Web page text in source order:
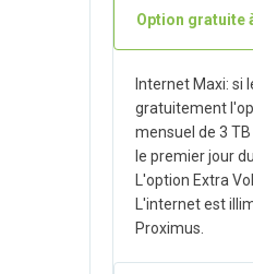
Option gratuite
Internet Maxi: si
gratuitement
mensuel de 3
le premier jour
L'option Extra
L'internet est
Proximus.